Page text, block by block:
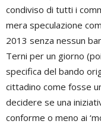
condiviso di tutti i
mera speculazione
2013 senza nessun
Terni per un giorno
specifica del bando
cittadino come fosse
decidere se una
conforme o meno ai